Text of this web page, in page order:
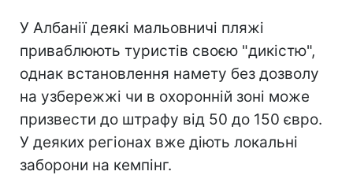
У Албанії деякі мальовничі пляжі
приваблюють туристів своєю "дикістю",
однак встановлення намету без дозволу
на узбережжі чи в охоронній зоні може
призвести до штрафу від 50 до 150 євро.
У деяких регіонах вже діють локальні
заборони на кемпінг.